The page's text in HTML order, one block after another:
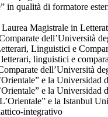
qualità di formatore
Magistrale in
dell’Università
Linguistici e
linguistici e
dell’Università
e la
e la Universidad
e la Istanbul
integrativo